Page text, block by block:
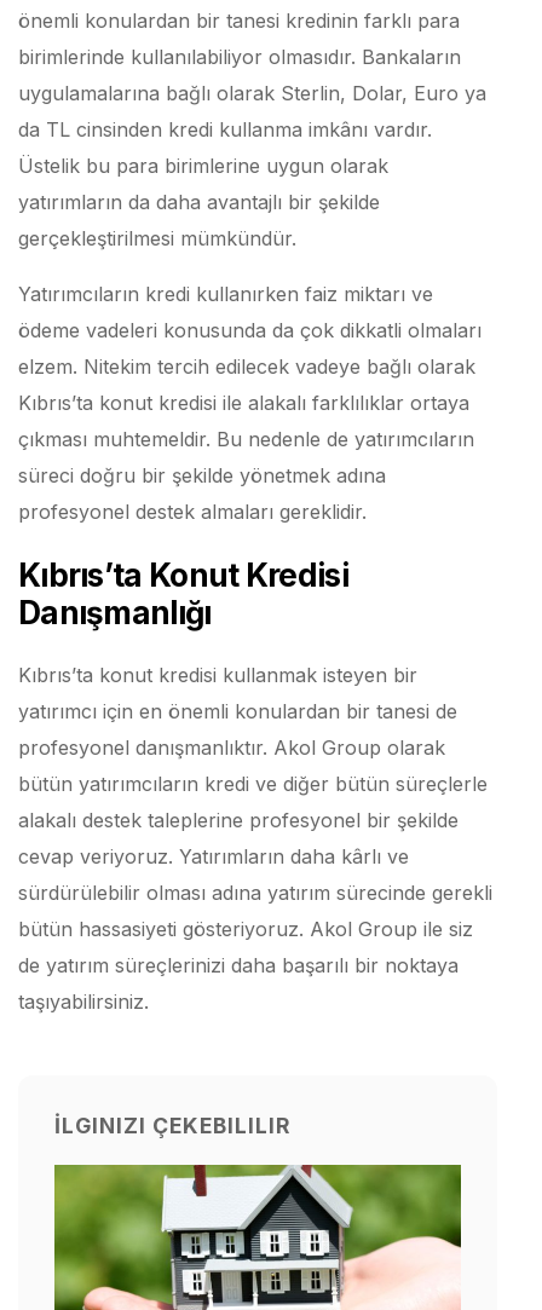
önemli konulardan bir tanesi kredinin farklı para
birimlerinde kullanılabiliyor olmasıdır. Bankaların
uygulamalarına bağlı olarak Sterlin, Dolar, Euro ya
da TL cinsinden kredi kullanma imkânı vardır.
Üstelik bu para birimlerine uygun olarak
yatırımların da daha avantajlı bir şekilde
gerçekleştirilmesi mümkündür.
Yatırımcıların kredi kullanırken faiz miktarı ve
ödeme vadeleri konusunda da çok dikkatli olmaları
elzem. Nitekim tercih edilecek vadeye bağlı olarak
Kıbrıs’ta konut kredisi ile alakalı farklılıklar ortaya
çıkması muhtemeldir. Bu nedenle de yatırımcıların
süreci doğru bir şekilde yönetmek adına
profesyonel destek almaları gereklidir.
Kıbrıs’ta Konut Kredisi
Danışmanlığı
Kıbrıs’ta konut kredisi kullanmak isteyen bir
yatırımcı için en önemli konulardan bir tanesi de
profesyonel danışmanlıktır. Akol Group olarak
bütün yatırımcıların kredi ve diğer bütün süreçlerle
alakalı destek taleplerine profesyonel bir şekilde
cevap veriyoruz. Yatırımların daha kârlı ve
sürdürülebilir olması adına yatırım sürecinde gerekli
bütün hassasiyeti gösteriyoruz. Akol Group ile siz
de yatırım süreçlerinizi daha başarılı bir noktaya
taşıyabilirsiniz.
İLGINIZI ÇEKEBILILIR